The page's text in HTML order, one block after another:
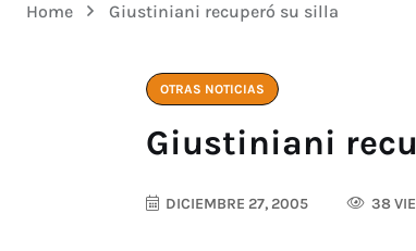
Home Giustiniani recuperó su silla
OTRAS NOTICIAS
Giustiniani
DICIEMBRE 27, 2005 38